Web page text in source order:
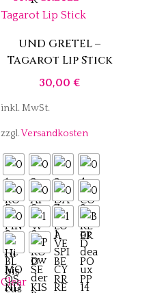
UND GRETEL –
Tagarot Lip Stick
30,00€
inkl. MwSt.
zzgl.Versandkosten
Clear